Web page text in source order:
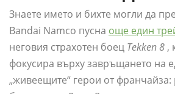
Знаете името и бихте могли да
Bandai Namco пусна още един
неговия страхотен боец Tekken 8 ,
фокусира върху завръщането на
„живеещите“ герои от